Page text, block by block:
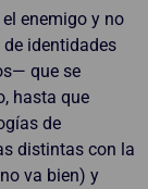
enemigo y no
identidades
que se
hasta que
de
distintas con la
va bien) y